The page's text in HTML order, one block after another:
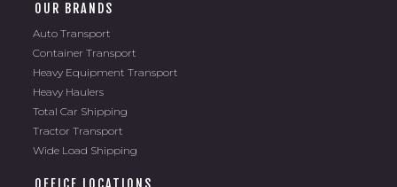
OUR BRANDS
Auto Transport
Container Transport
Heavy Equipment Transport
Heavy Haulers
Total Car Shipping
Tractor Transport
Wide Load Shipping